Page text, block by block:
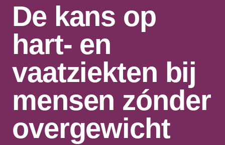
De kans op
hart- en
vaatziekten bij
mensen zónder
overgewicht